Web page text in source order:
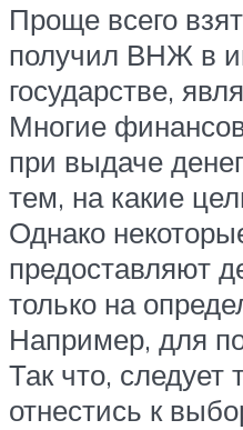
Проще всего
получил ВНЖ в
государстве,
Многие
при выдаче
тем, на какие
Однако
предоставляют
только на
Например, для
Так что, следует
отнестись к